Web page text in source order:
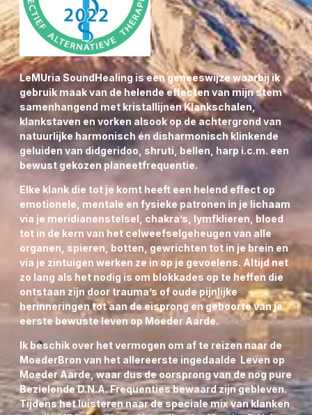
HET GEBRUIK VAN DEZE SPRAY SCHENKT JOU HET
BEWUSTZIJN VAN DE HELENDE
Solfeggio freq963 Hz (=9)
uit de Klank Piramides & Smaragdgroene Elfjesbronnen
van Avalon – Glastonbury – (Ha)Tor via de Uluru Rock
Baarmoeder en de heilige LeMUria Rivier Theems.
Deze SPRAY wordt speciaal voor jou vooraf geïnitieerd &
geactiveerd in de Sterrenpoort in Oegstgeest om de:
GALBLAAS beter te beschermen.
Helende Solfeggio Piramide Klanken uit de Vader &
MoederBron des Levens te genereren in afstemming
Elfjes-Natuurwezen- &
Sterren Zielendelen.
Gal is een vloeistof die belangrijk is voor de
spijsvertering in de darm en met name voor de
vertering van vetten. Zodra er voedsel- en vooral vet
voedsel in de darm komt, perst de galblaas zijn
inhoud door de galgangen in de darm.
Gal wordt geproduceerd door de Lever.
LeMUria SoundHealing is een geneeswijze waarbij ik
gebruik maak van de helende effecten van mijn stem
samenhangend met kristallijnen Klankschalen,
klankstaven en vorken alsook op de achtergrond van
natuurlijke harmonisch én disharmonisch klinkende
geluiden van didgeridoo, shruti, bellen, harp i.c.m. een
bewust gekozen planeetfrequentie.
Elke klank die tot je komt heeft een helend effect op
emotionele, mentale en fysieke patronen in je lichaam
via je meridianenstelsel, chakra’s, lymfklieren, bloed
tot in de kern van het celweefselgeheugen van alle
organen, spieren, botten, gewrichten tot in je brein en
via je zintuigen werken ze in op je gevoelens. Altijd net
zo lang als het nodig is om blokkades op te heffen die
ontstaan zijn door trauma’s of oude pijnlijke
herinneringen tot aan de eisprong en geboorte van je
eerste bewuste leven op Moeder Aarde.
Ik beschik over het vermogen om af te reizen naar de
MoederBron van het allereerste ingedaalde Leven op
Moeder Aarde, waar dus de oorsprong van de nog pure
Bezielende D.N.A. Frequenties bewaard zijn gebleven.
Tijdens het luisteren naar de speciale mix van klanken